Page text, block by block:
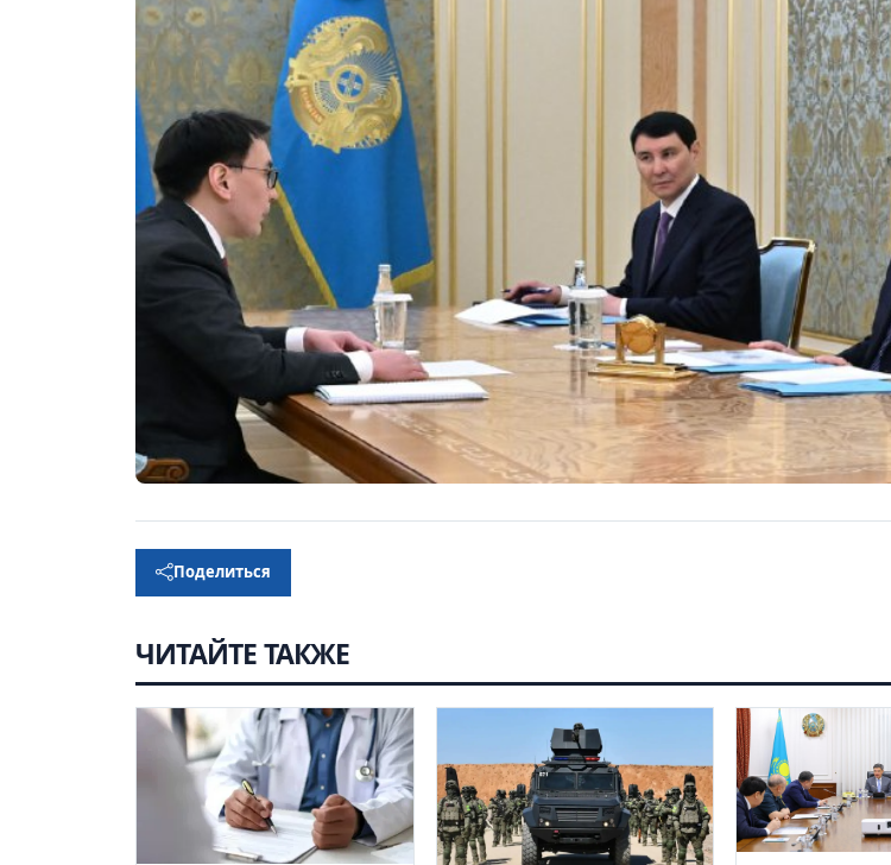
Поделиться
ЧИТАЙТЕ ТАКЖЕ